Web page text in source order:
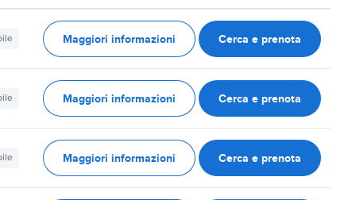
Maggiori informazioni Cerca e prenota
Maggiori informazioni Cerca e prenota
Maggiori informazioni Cerca e prenota